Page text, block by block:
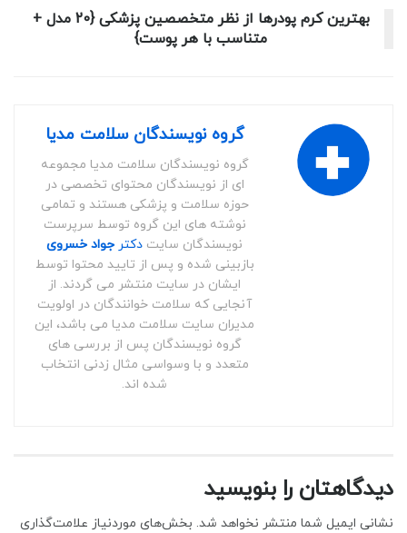
بهترین کرم پودرها از نظر متخصصین پزشکی {20 مدل +
متناسب با هر پوست}
گروه نویسندگان سلامت مدیا
گروه نویسندگان سلامت مدیا مجموعه
ای از نویسندگان محتوای تخصصی در
حوزه سلامت و پزشکی هستند و تمامی
نوشته های این گروه توسط سرپرست
نویسندگان سایت دکتر جواد خسروی
بازبینی شده و پس از تایید محتوا توسط
ایشان در سایت منتشر می گردند. از
آنجایی که سلامت خوانندگان در اولویت
مدیران سایت سلامت مدیا می باشد، این
گروه نویسندگان پس از بررسی های
متعدد و با وسواسی مثال زدنی انتخاب
شده اند.
دیدگاهتان را بنویسید
نشانی ایمیل شما منتشر نخواهد شد. بخش‌های موردنیاز علامت‌گذاری